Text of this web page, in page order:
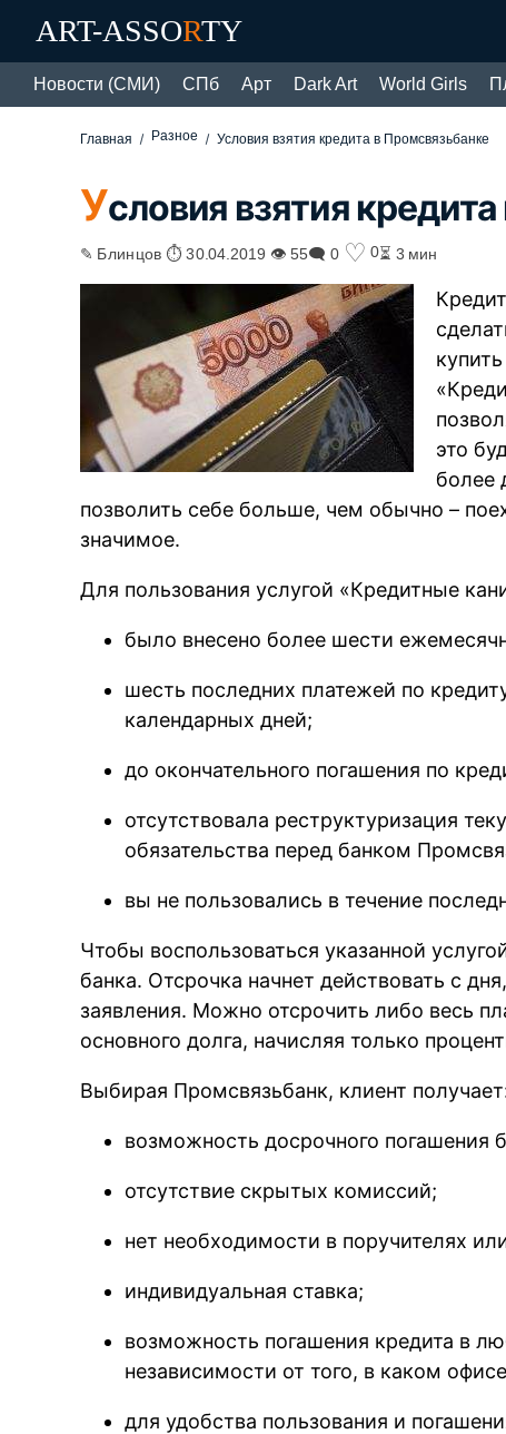
ART-ASSORTY
Новости (СМИ) СПб Арт Dark Art World Girls
Главная Разное Условия взятия кредита в Промсвязьбанке
Условия взятия
✎ Блинцов ⏱ 30.04.2019 👁 55🗨 0 ♡ 0⏳ 3 мин
это
более
позволить себе больше, чем обычно –
значимое.
Для пользования услугой «Кредитные
было внесено более шести
шесть последних платежей по
календарных дней;
до окончательного погашения по
отсутствовала реструктуризация
обязательства перед банком
вы не пользовались в течение
Чтобы воспользоваться указанной
банка. Отсрочка начнет действовать с
заявления. Можно отсрочить либо весь
основного долга, начисляя только
Выбирая Промсвязьбанк, клиент
возможность досрочного погашения
отсутствие скрытых комиссий;
нет необходимости в поручителях
индивидуальная ставка;
возможность погашения кредита в
независимости от того, в каком
для удобства пользования и